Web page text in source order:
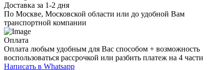
Доставка за 1-2 дня
По Москве, Московской области или до удобной Вам
транспортной компании
Оплата
Оплата любым удобным для Вас способом + возможность
воспользоваться рассрочкой или разбить платеж на 4 части
Написать в Whatsapp